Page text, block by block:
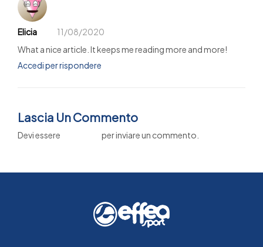
Elicia
11/08/2020
What a nice article. It keeps me reading more and more!
Accedi per rispondere
Lascia Un Commento
Devi essere per inviare un commento.